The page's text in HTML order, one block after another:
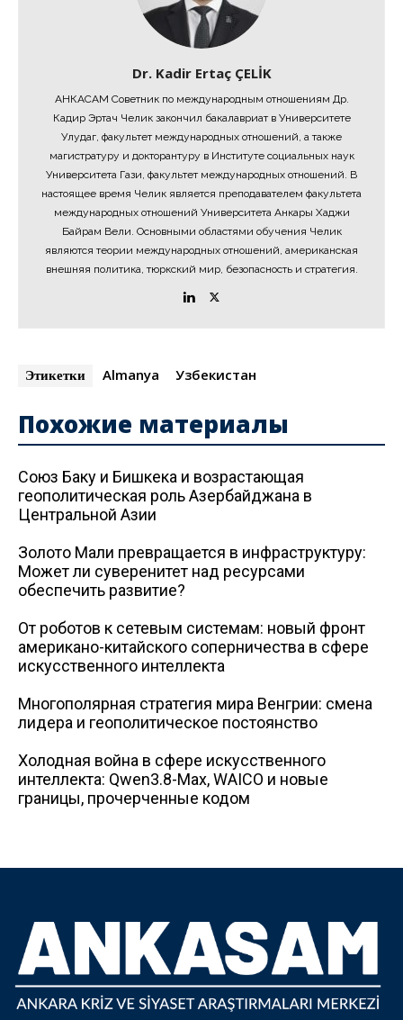
Dr. Kadir Ertaç ÇELİK
АНКАСАМ Советник по международным отношениям Др.
Кадир Эртач Челик закончил бакалавриат в Университете
Улудаг, факультет международных отношений, а также
магистратуру и докторантуру в Институте социальных наук
Университета Гази, факультет международных отношений. В
настоящее время Челик является преподавателем факультета
международных отношений Университета Анкары Хаджи
Байрам Вели. Основными областями обучения Челик
являются теории международных отношений, американская
внешняя политика, тюркский мир, безопасность и стратегия.
Этикетки Almanya Узбекистан
Похожие материалы
Союз Баку и Бишкека и возрастающая
геополитическая роль Азербайджана в
Центральной Азии
Золото Мали превращается в инфраструктуру:
Может ли суверенитет над ресурсами
обеспечить развитие?
От роботов к сетевым системам: новый фронт
американо-китайского соперничества в сфере
искусственного интеллекта
Многополярная стратегия мира Венгрии: смена
лидера и геополитическое постоянство
Холодная война в сфере искусственного
интеллекта: Qwen3.8-Max, WAICO и новые
границы, прочерченные кодом